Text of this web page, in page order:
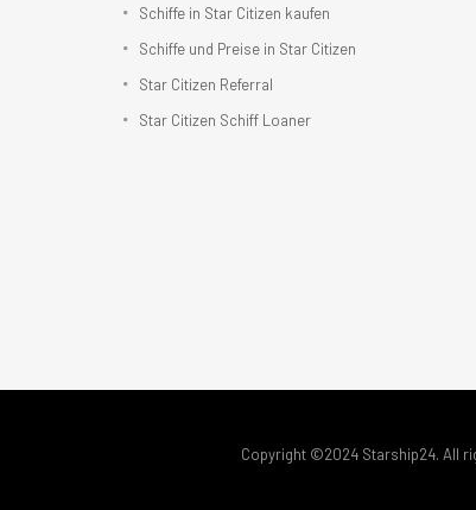
Schiffe in Star Citizen kaufen
Schiffe und Preise in Star Citizen
Star Citizen Referral
Star Citizen Schiff Loaner
Copyright ©2024 Starship24. All